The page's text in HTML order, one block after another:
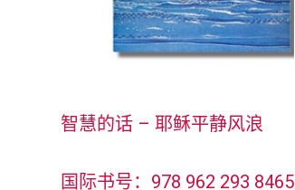
智慧的话 – 耶稣平静风浪
国际书号：978 962 293 8465